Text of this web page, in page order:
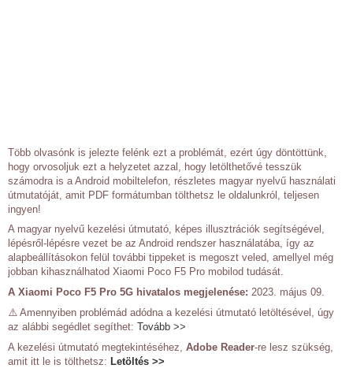
Több olvasónk is jelezte felénk ezt a problémát, ezért úgy döntöttünk,
hogy orvosoljuk ezt a helyzetet azzal, hogy letölthetővé tesszük
számodra is a Android mobiltelefon, részletes magyar nyelvű használati
útmutatóját, amit PDF formátumban tölthetsz le oldalunkról, teljesen
ingyen!
A magyar nyelvű kezelési útmutató, képes illusztrációk segítségével,
lépésről-lépésre vezet be az Android rendszer használatába, így az
alapbeállításokon felül további tippeket is megoszt veled, amellyel még
jobban kihasználhatod Xiaomi Poco F5 Pro mobilod tudását.
A Xiaomi Poco F5 Pro 5G hivatalos megjelenése: 2023. május 09.
⚠️ Amennyiben problémád adódna a kezelési útmutató letöltésével, úgy
az alábbi segédlet segíthet: Tovább >>
A kezelési útmutató megtekintéséhez, Adobe Reader-re lesz szükség,
amit itt le is tölthetsz: Letöltés >>